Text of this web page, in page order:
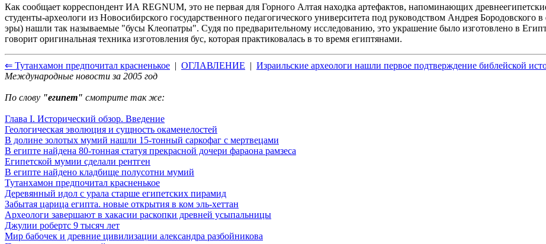
Как сообщает корреспондент ИА REGNUM, это не первая для Горного Алтая находка артефактов, напоминающих
студенты-археологи из Новосибирского государственного педагогического университета под руководством Андрея
эры) нашли так называемые "бусы Клеопатры". Судя по предварительному исследованию, это украшение было изготовлено в
говорит оригинальная техника изготовления бус, которая практиковалась в то время египтянами.
⇐ Тутанхамон предпочитал красненькое | ОГЛАВЛЕНИЕ | Израильские археологи нашли первое подтверждение библейской
Международные новости за 2005 год
По слову "египет" смотрите так же:
Глава I. Исторический обзор. Введение
Геологическая эволюция и сущность окаменелостей
В долине золотых мумий нашли 15-тонный саркофаг с мертвецами
В египте найдена 80-тонная статуя прекрасной дочери фараона рамзеса
Египетской мумии сделали рентген
В египте найдено кладбище полусотни мумий
Тутанхамон предпочитал красненькое
Деревянный идол с урала старше египетских пирамид
Забытая царица египта. новые открытия в ком эль-хеттан
Археологи завершают в хакасии раскопки древней усыпальницы
Джулии робертс 9 тысяч лет
Мир бабочек и древние цивилизации александра разбойникова